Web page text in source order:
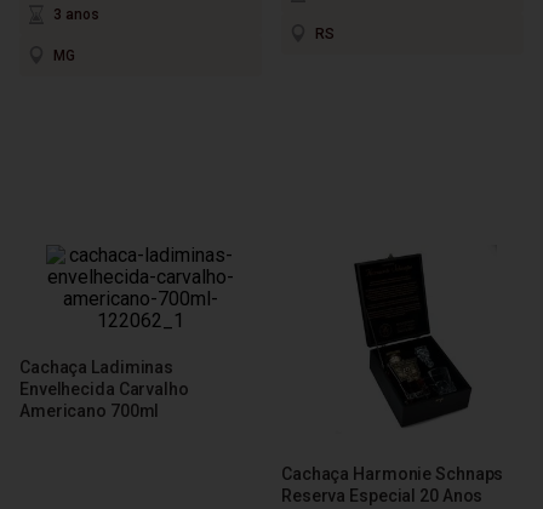
3 anos
MG
RS
Cachaça Ladiminas
Envelhecida Carvalho
Americano 700ml
Cachaça Harmonie Schnaps
Reserva Especial 20 Anos